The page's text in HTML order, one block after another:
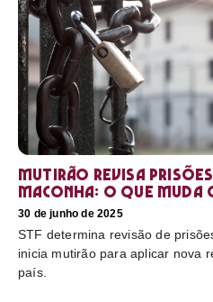
Mutirão revisa
maconha: o que muda
30 de junho de 2025
STF determina revisão de
inicia mutirão para aplicar nova
país.